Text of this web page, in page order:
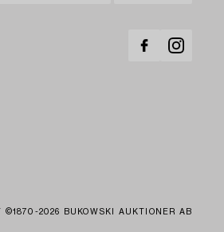
©1870-2026 BUKOWSKI AUKTIONER AB